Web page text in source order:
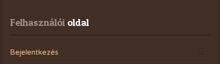
Felhasználói oldal
Bejelentkezés